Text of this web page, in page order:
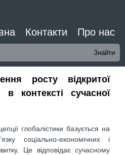
Контакти Про нас
росту відкритої
в контексті сучасної
глобалістики базується на
соціально-економічних і
Це відповідає сучасному